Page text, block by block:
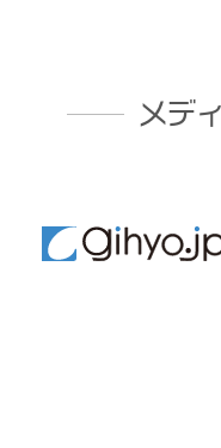
メデ